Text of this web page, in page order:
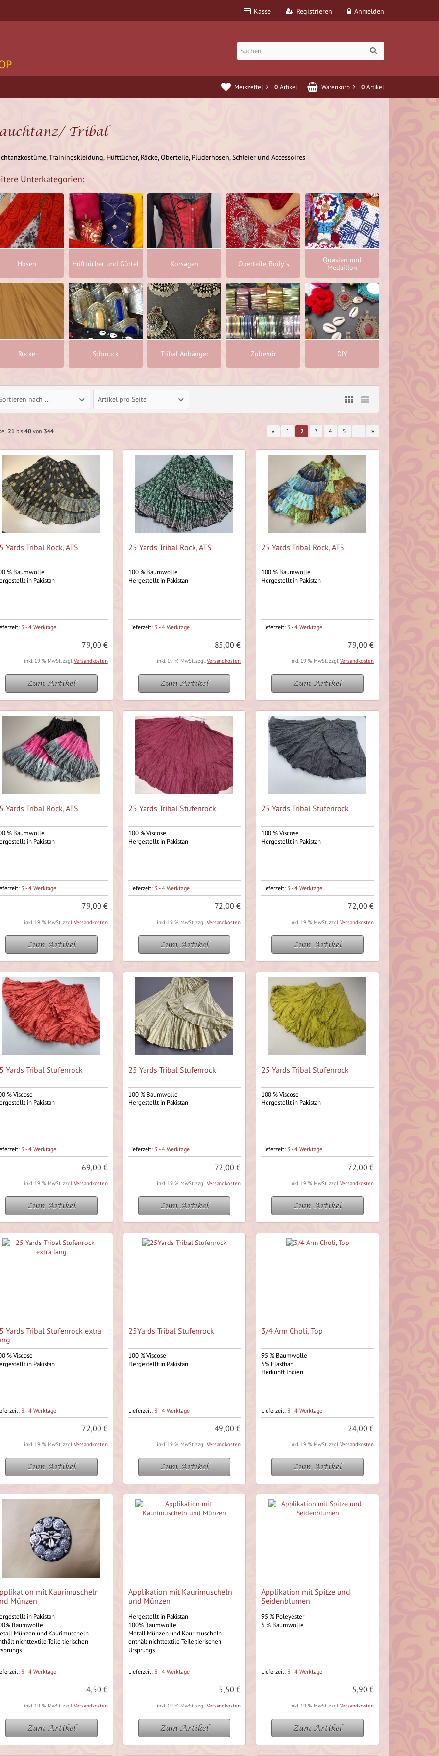
Anmelden
Registrieren
Kasse
Warenkorb 0 Artikel
Merkzettel 0 Artikel
Tribal
Trainingskleidung, Hüfttücher, Röcke, Oberteile, Pluderhosen, Schleier und Accessoires
Unterkategorien:
Hosen Hüfttücher und Gürtel Korsagen Oberteile, Body`s
Quasten und
Medaillon
Röcke Schmuck Tribal Anhänger Zubehör DIY
nach ... Artikel pro Seite
21 bis 40 von 344 « 1 2 3 4 5 ... »
Yards Tribal Rock, ATS
% Baumwolle
in Pakistan
3 - 4 Werktage
79,00 €
inkl. 19 % MwSt. zzgl. Versandkosten
Zum Artikel
25 Yards Tribal Rock, ATS
100 % Baumwolle
Hergestellt in Pakistan
Lieferzeit: 3 - 4 Werktage
85,00 €
inkl. 19 % MwSt. zzgl.Versandkosten
Zum Artikel
25 Yards Tribal Rock, ATS
100 % Baumwolle
Hergestellt in Pakistan
Lieferzeit: 3 - 4 Werktage
79,00 €
inkl. 19 % MwSt. zzgl. Versandkosten
Zum Artikel
Yards Tribal Rock, ATS
% Baumwolle
in Pakistan
3 - 4 Werktage
79,00 €
inkl. 19 % MwSt. zzgl. Versandkosten
Zum Artikel
25 Yards Tribal Stufenrock
100 % Viscose
Hergestellt in Pakistan
Lieferzeit: 3 - 4 Werktage
72,00 €
inkl. 19 % MwSt. zzgl.Versandkosten
Zum Artikel
25 Yards Tribal Stufenrock
100 % Viscose
Hergestellt in Pakistan
Lieferzeit: 3 - 4 Werktage
72,00 €
inkl. 19 % MwSt. zzgl. Versandkosten
Zum Artikel
Yards Tribal Stufenrock
% Viscose
in Pakistan
3 - 4 Werktage
69,00 €
inkl. 19 % MwSt. zzgl. Versandkosten
Zum Artikel
25 Yards Tribal Stufenrock
100 % Baumwolle
Hergestellt in Pakistan
Lieferzeit: 3 - 4 Werktage
72,00 €
inkl. 19 % MwSt. zzgl.Versandkosten
Zum Artikel
25 Yards Tribal Stufenrock
100 % Viscose
Hergestellt in Pakistan
Lieferzeit: 3 - 4 Werktage
72,00 €
inkl. 19 % MwSt. zzgl. Versandkosten
Zum Artikel
Yards Tribal Stufenrock extra
% Viscose
in Pakistan
3 - 4 Werktage
72,00 €
inkl. 19 % MwSt. zzgl. Versandkosten
Zum Artikel
25Yards Tribal Stufenrock
100 % Viscose
Hergestellt in Pakistan
Lieferzeit: 3 - 4 Werktage
49,00 €
inkl. 19 % MwSt. zzgl.Versandkosten
Zum Artikel
3/4 Arm Choli, Top
95 % Baumwolle
5% Elasthan
Herkunft Indien
Lieferzeit: 3 - 4 Werktage
24,00 €
inkl. 19 % MwSt. zzgl. Versandkosten
Zum Artikel
mit Kaurimuscheln
Münzen
in Pakistan
Baumwolle
Münzen und Kaurimuscheln
nichttextile Teile tierischen
3 - 4 Werktage
4,50 €
inkl. 19 % MwSt. zzgl. Versandkosten
Zum Artikel
Applikation mit Kaurimuscheln
und Münzen
Hergestellt in Pakistan
100% Baumwolle
Metall Münzen und Kaurimuscheln
enthält nichttextile Teile tierischen
Ursprungs
Lieferzeit: 3 - 4 Werktage
5,50 €
inkl. 19 % MwSt. zzgl.Versandkosten
Zum Artikel
Applikation mit Spitze und
Seidenblumen
95 % Poleyester
5 % Baumwolle
Lieferzeit: 3 - 4 Werktage
5,90 €
inkl. 19 % MwSt. zzgl. Versandkosten
Zum Artikel